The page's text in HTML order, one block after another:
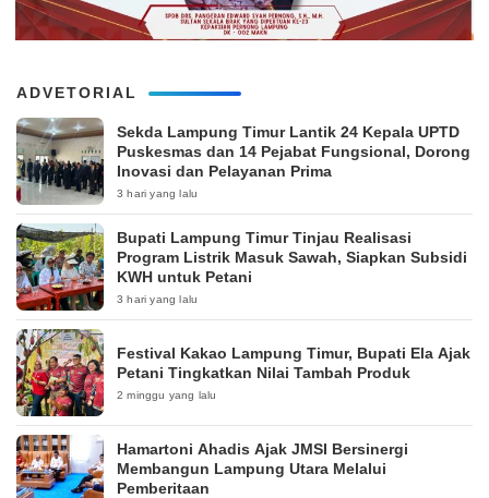
ADVETORIAL
‎Sekda Lampung Timur Lantik 24 Kepala UPTD
Puskesmas dan 14 Pejabat Fungsional, Dorong
Inovasi dan Pelayanan Prima
3 hari yang lalu
Bupati Lampung Timur Tinjau Realisasi
Program Listrik Masuk Sawah, Siapkan Subsidi
KWH untuk Petani
3 hari yang lalu
‎Festival Kakao Lampung Timur, Bupati Ela Ajak
Petani Tingkatkan Nilai Tambah Produk
2 minggu yang lalu
Hamartoni Ahadis Ajak JMSI Bersinergi
Membangun Lampung Utara Melalui
Pemberitaan